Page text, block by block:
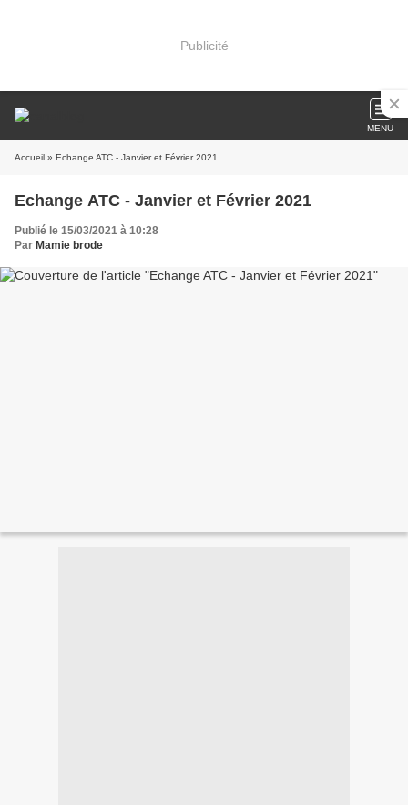
Publicité
MENU
Accueil » Echange ATC - Janvier et Février 2021
Echange ATC - Janvier et Février 2021
Publié le 15/03/2021 à 10:28
Par Mamie brode